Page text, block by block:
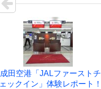
成田空港「JALファーストチ
ックイン」体験レポート！